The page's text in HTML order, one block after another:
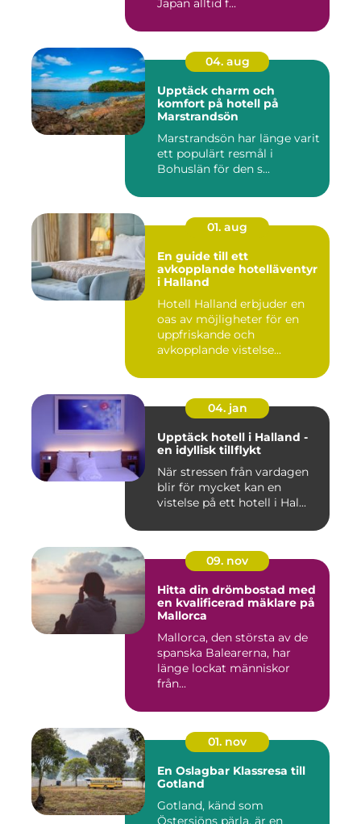
Japan alltid f...
04. aug
Upptäck charm och
komfort på hotell på
Marstrandsön
Marstrandsön har länge varit
ett populärt resmål i
Bohuslän för den s...
01. aug
En guide till ett
avkopplande hotelläventyr
i Halland
Hotell Halland erbjuder en
oas av möjligheter för en
uppfriskande och
avkopplande vistelse...
04. jan
Upptäck hotell i Halland -
en idyllisk tillflykt
När stressen från vardagen
blir för mycket kan en
vistelse på ett hotell i Hal...
09. nov
Hitta din drömbostad med
en kvalificerad mäklare på
Mallorca
Mallorca, den största av de
spanska Balearerna, har
länge lockat människor
från...
01. nov
En Oslagbar Klassresa till
Gotland
Gotland, känd som
Östersjöns pärla, är en